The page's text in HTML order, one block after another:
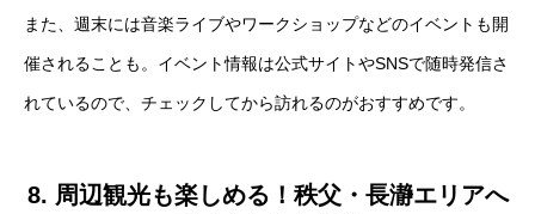
また、週末には音楽ライブやワークショップなどのイベントも開
催されることも。イベント情報は公式サイトやSNSで随時発信さ
れているので、チェックしてから訪れるのがおすすめです。
8. 周辺観光も楽しめる！秩父・長瀞エリアへ